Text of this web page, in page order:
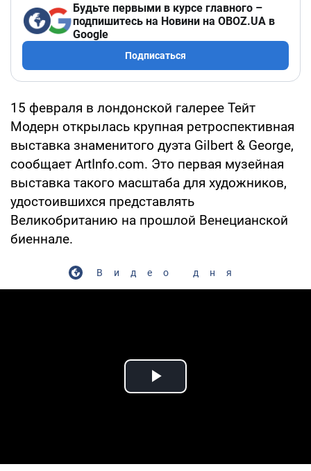
Будьте первыми в курсе главного –
подпишитесь на Новини на OBOZ.UA в
Google
Подписаться
15 февраля в лондонской галерее Тейт
Модерн открылась крупная ретроспективная
выставка знаменитого дуэта Gilbert & George,
сообщает ArtInfo.com. Это первая музейная
выставка такого масштаба для художников,
удостоившихся представлять
Великобританию на прошлой Венецианской
биеннале.
Видео дня
Play Video